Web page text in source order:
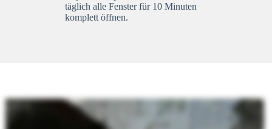
täglich alle Fenster für 10 Minuten
komplett öffnen.